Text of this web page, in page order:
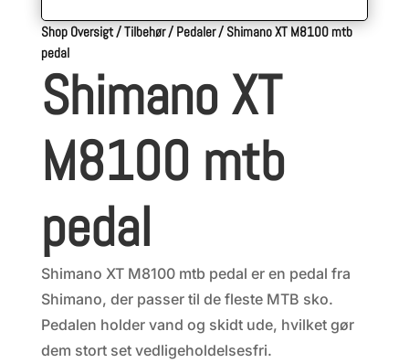
Shop Oversigt/Tilbehør/Pedaler/Shimano XT M8100 mtb
pedal
Shimano XT
M8100 mtb
pedal
Shimano XT M8100 mtb pedal er en pedal fra
Shimano, der passer til de fleste MTB sko.
Pedalen holder vand og skidt ude, hvilket gør
dem stort set vedligeholdelsesfri.